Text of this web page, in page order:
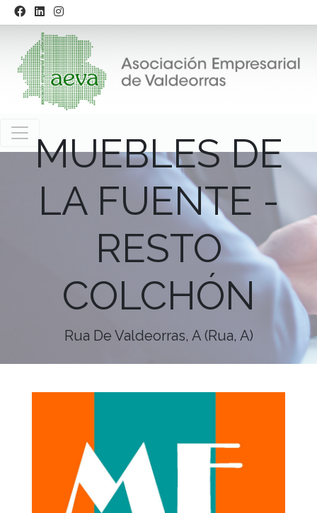
MUEBLES DE
LA FUENTE -
RESTO
COLCHÓN
Rua De Valdeorras, A (Rua, A)